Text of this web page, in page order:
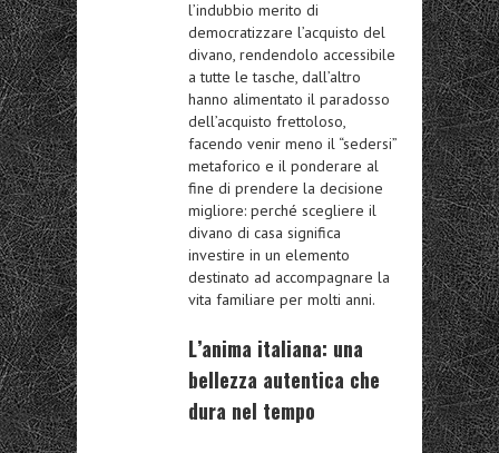
l’indubbio merito di
democratizzare l’acquisto del
divano, rendendolo accessibile
a tutte le tasche, dall’altro
hanno alimentato il paradosso
dell’acquisto frettoloso,
facendo venir meno il “sedersi”
metaforico e il ponderare al
fine di prendere la decisione
migliore: perché scegliere il
divano di casa significa
investire in un elemento
destinato ad accompagnare la
vita familiare per molti anni.
L’anima italiana: una
bellezza autentica che
dura nel tempo